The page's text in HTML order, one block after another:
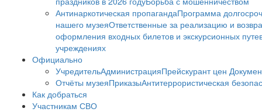
Антинаркотическая пропагандаПрограмма
нашего музеяОтветственные за реализацию и
оформления входных билетов и экскурсионных
учреждениях
Официально
УчредительАдминистрацияПрейскурант цен
Отчёты музеяПриказыАнтитеррористическая
Как добраться
Участникам СВО